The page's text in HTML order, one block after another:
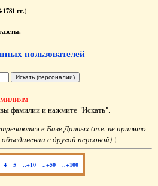
1781 гг.)
пользователей
фамилии и нажмите "Искать".
в Базе Данных (т.е. не принято
с другой персоной) }
4 5 ..+10 ..+50 ..+100